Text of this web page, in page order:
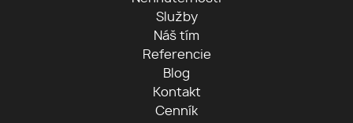
Služby
Náš tím
Referencie
Blog
Kontakt
Cenník